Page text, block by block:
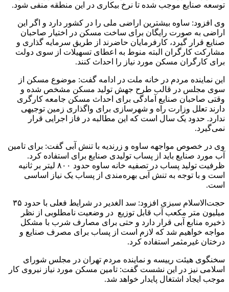
توسعه صنایع موجب شده تا نرخ بیکاری در این منطقه منفی شود.
وی افزود: ساوه بیشترین اراضی ملی را در کشور دارد و اگر این
اراضی به صورت رایگان برای ساخت مسکن در اختیار صاحبان
صنایع قرار گیرد، کارفرمایان حاضرند از طریق سرمایه گذاری و
مشارکت کارگران البته منوط به اعطای تسهیلات از سوی دولت
برای کارگران مسکن مورد نیاز را احداث کنند.
این نماینده مردم در خانه ملت در ادامه گفت: موضوع مسکن از
سوی مجلس در قالب طرح جهش تولید مسکن مشخص شده و
وقتی صاحبان صنایع آمادگی برای احداث مسکن جامعه کارگری
دارند تعلل وزارت راه و شهرسازی برای واگذاری زمین توجیهی
ندارد. حدود یک سال است که این مطالبه در فاز اجرایی قرار
نمی‌گیرد.
وی در خصوص مواجهه ساوه و زرندیه با تنش آبی گفت: برای تامین
آب مورد صنایع باید از پساب تولیدی صنایع برای استفاده کرد.
ظرفیت تولید پساب در تصفیه خانه ساوه حدود ۸۰۰ لیتر بر ثانیه
است و با توجه به تنش آبی بهره‌مندی از پساب یک نیاز اساسی
است.
حجت‌الاسلام سبزی افزود: سد الغدیر در شرایط فعلی با حدود ۳۵
میلیون متر مکعب آب قابل توزیع در وضعیت نامطلوبی از نظر
ذخیره منابع آبی قرار دارد و حتی برای مصارف شرب با مشکل
مواجه خواهیم شد که لازم است از پساب برای مصرف صنایع و
درختان غیرمثمر استفاده کرد.
سخنگوی هیئت رییسه و نماینده مردم تهران در مجلس شورای
اسلامی نیز در این نشست گفت: تامین مسکن مورد نیاز نیروی کار
موجب ایجاد اشتغال پایدار خواهد شد. ‌